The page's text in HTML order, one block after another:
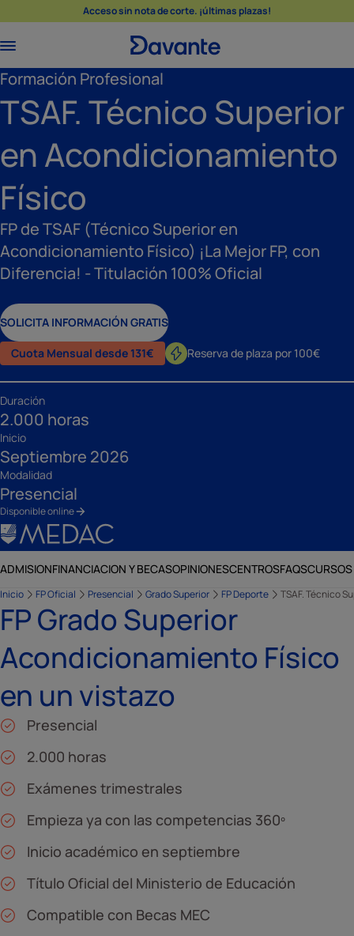
Acceso sin nota de corte. ¡últimas plazas!
Formación Profesional
TSAF. Técnico Superior
en Acondicionamiento
Físico
FP de TSAF (Técnico Superior en
Acondicionamiento Físico) ¡La Mejor FP, con
Diferencia! - Titulación 100% Oficial
SOLICITA INFORMACIÓN GRATIS
Cuota Mensual desde 131€ Reserva de plaza por 100€
Duración
2.000 horas
Inicio
Septiembre 2026
Modalidad
Presencial
Disponible online
ADMISIONFINANCIACION Y BECASOPINIONESCENTROSFAQS
Inicio FP Oficial Presencial Grado Superior FP Deporte TSAF. Técnico
FP Grado Superior
Acondicionamiento Físico
en un vistazo
Presencial
2.000 horas
Exámenes trimestrales
Empieza ya con las competencias 360º
Inicio académico en septiembre
Título Oficial del Ministerio de Educación
Compatible con Becas MEC